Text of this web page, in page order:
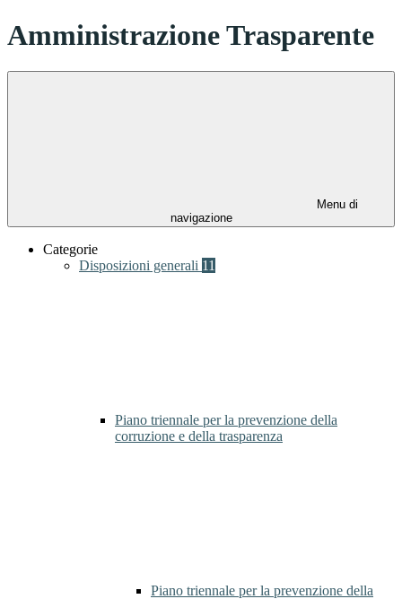
Amministrazione Trasparente
Menu di
navigazione
Categorie
Disposizioni generali 11
Piano triennale per la prevenzione della
corruzione e della trasparenza
Piano triennale per la prevenzione della